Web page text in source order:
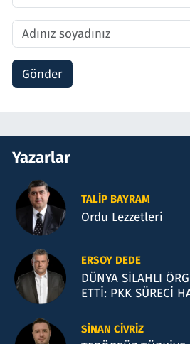
Gönder
Yazarlar
TALIP BAYRAM
Ordu Lezzetleri
ERSOY DEDE
DÜNYA SİLAHLI
ETTİ: PKK SÜRECİ
SINAN CIVRIZ